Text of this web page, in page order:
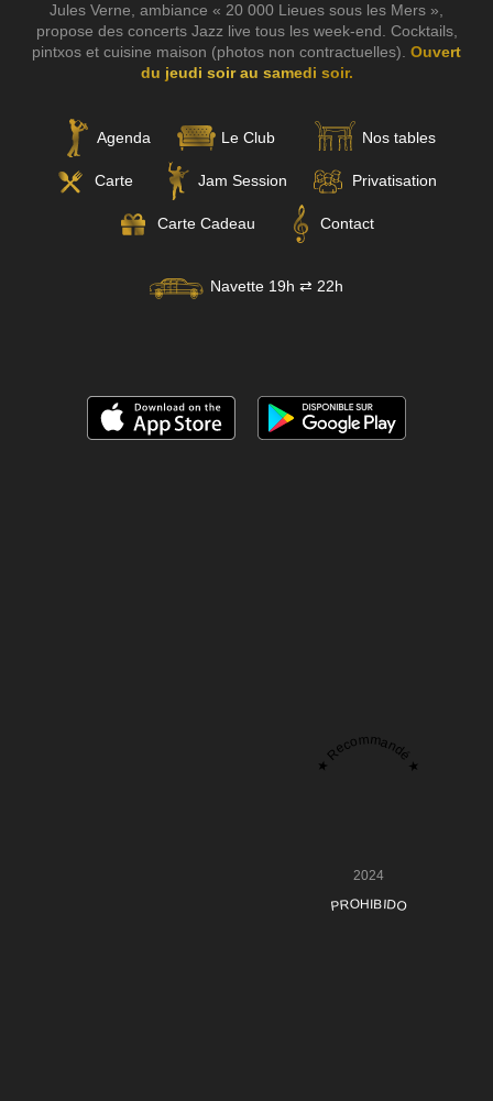
Jules Verne, ambiance « 20 000 Lieues sous les Mers »,
propose des concerts Jazz live tous les week-end. Cocktails,
pintxos et cuisine maison (photos non contractuelles). Ouvert
du jeudi soir au samedi soir.
Agenda Le Club Nos tables
Carte Jam Session Privatisation
Carte Cadeau Contact
Navette 19h ⇄ 22h
★ Recommandé ★
2024
PROHIBIDO